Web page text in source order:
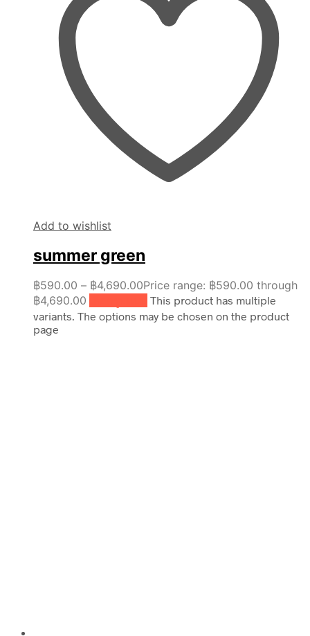
Add to wishlist
summer green
฿590.00 – ฿4,690.00Price range: ฿590.00 through
฿4,690.00
This product has multiple
variants. The options may be chosen on the product
page